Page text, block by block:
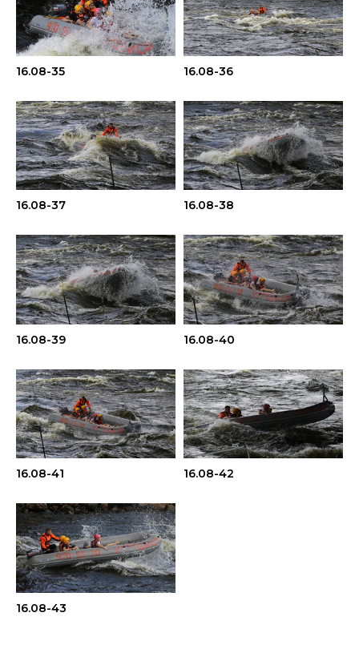
16.08-35 16.08-36
16.08-37 16.08-38
16.08-39 16.08-40
16.08-41 16.08-42
16.08-43